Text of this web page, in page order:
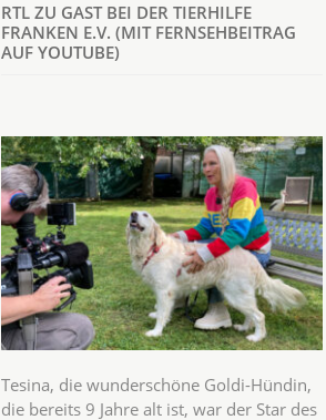
RTL ZU GAST BEI DER TIERHILFE
FRANKEN E.V. (MIT FERNSEHBEITRAG
AUF YOUTUBE)
Tesina, die wunderschöne Goldi-Hündin,
die bereits 9 Jahre alt ist, war der Star des